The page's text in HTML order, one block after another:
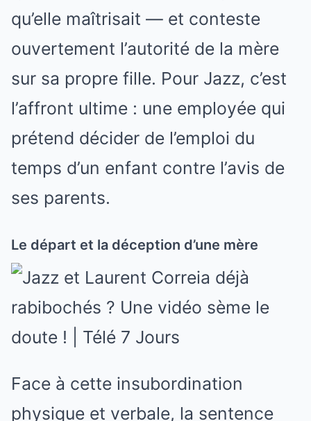
qu’elle maîtrisait — et conteste
ouvertement l’autorité de la mère
sur sa propre fille. Pour Jazz, c’est
l’affront ultime : une employée qui
prétend décider de l’emploi du
temps d’un enfant contre l’avis de
ses parents.
Le départ et la déception d’une mère
Face à cette insubordination
physique et verbale, la sentence